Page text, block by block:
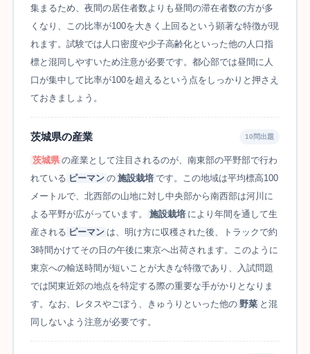
集まるため、夜間の居住者数よりも昼間の滞在者数の方が多
くなり、この比率が100を大きく上回るという顕著な特徴が現
れます。試験では人口密度や少子高齢化といった他の人口指
標と混同しやすいため注意が必要です。都心部では昼間に人
口が集中して比率が100を超えるという点をしっかりと押さえ
ておきましょう。
茨城県の産業 10問出題
茨城県 の産業として注目されるのが、南東部の平野部で行わ
れている ピーマン の 施設栽培 です。この地域は平均標高100
メートルで、北西部の山地に対し中央部から南西部は河川に
よる平野が広がっています。
施設栽培 により年間を通して生
産される ピーマン は、明け方に収穫された後、トラックで約
3時間かけてその日の午後に東京へ出荷されます。このように
東京への輸送時間が短いことが大きな特徴であり、入試問題
では関東近郊の地点を特定する際の重要な手がかりとなりま
す。なお、レタスやごぼう、きゅうりといった他の 野菜 と混
同しないよう注意が必要です。